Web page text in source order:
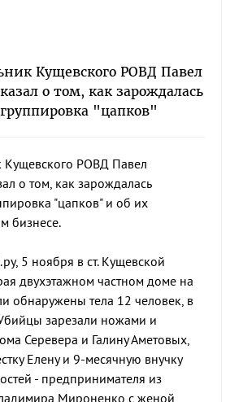
Кущевского РОВД Павел
о том, как зарождалась
"цапков"
РОВД Павел
о том, как зарождалась
"цапков" и об их
бизнесе.
5 ноября в ст. Кущевской
двухэтажном частном доме на
обнаружены тела 12 человек, в
зарезали ножами и
Серевера и Галину Аметовых,
Елену и 9-месячную внучку
- предпринимателя из
Мироненко с женой